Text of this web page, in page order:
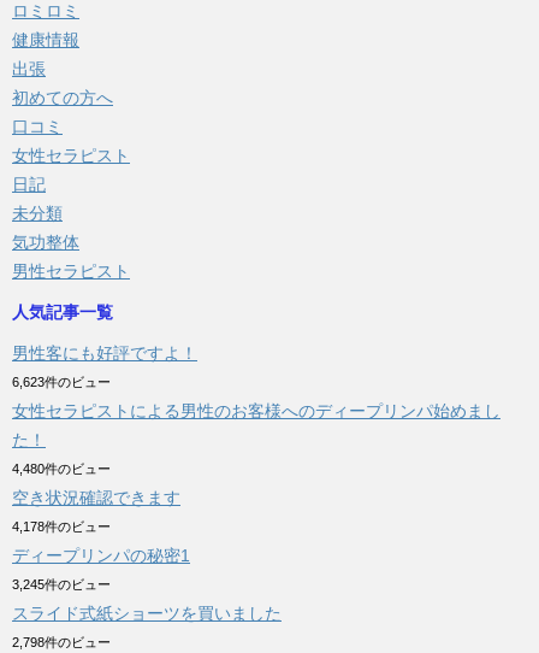
ロミロミ
健康情報
出張
初めての方へ
口コミ
女性セラピスト
日記
未分類
気功整体
男性セラピスト
人気記事一覧
男性客にも好評ですよ！
6,623件のビュー
女性セラピストによる男性のお客様へのディープリンパ始めまし
た！
4,480件のビュー
空き状況確認できます
4,178件のビュー
ディープリンパの秘密1
3,245件のビュー
スライド式紙ショーツを買いました
2,798件のビュー